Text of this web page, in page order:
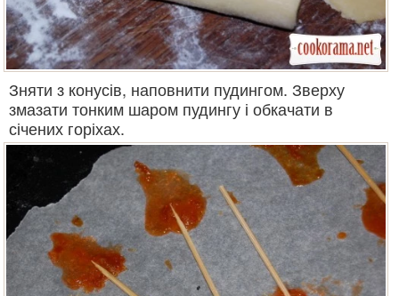
Зняти з конусів, наповнити пудингом. Зверху
змазати тонким шаром пудингу і обкачати в
січених горіхах.